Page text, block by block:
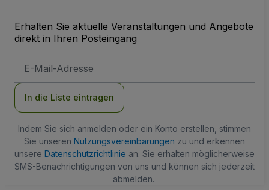
Erhalten Sie aktuelle Veranstaltungen und Angebote
direkt in Ihren Posteingang
Mail-
In die Liste eintragen
Indem Sie sich anmelden oder ein Konto erstellen, stimmen
Sie unseren Nutzungsvereinbarungen zu und erkennen
unsere Datenschutzrichtlinie an. Sie erhalten möglicherweise
SMS-Benachrichtigungen von uns und können sich jederzeit
abmelden.